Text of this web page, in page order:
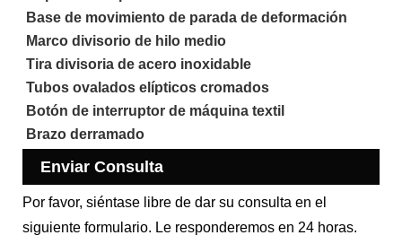
Base de movimiento de parada de deformación
Marco divisorio de hilo medio
Tira divisoria de acero inoxidable
Tubos ovalados elípticos cromados
Botón de interruptor de máquina textil
Brazo derramado
Enviar Consulta
Por favor, siéntase libre de dar su consulta en el
siguiente formulario. Le responderemos en 24 horas.